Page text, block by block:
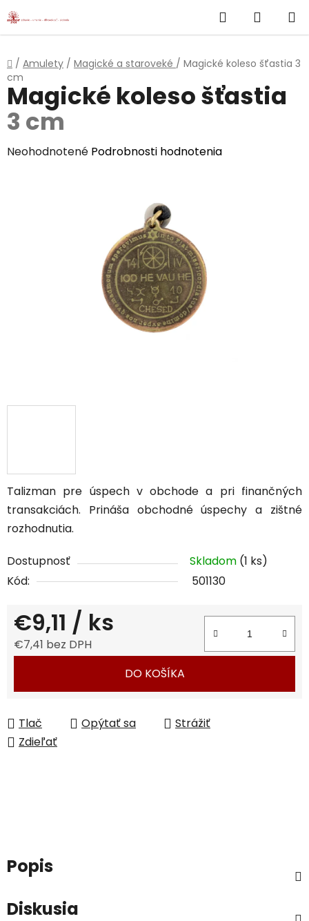
Prejsť
na
Hľadať
KOŠÍK
Domov
/ Amulety / Magické a staroveké / Magické koleso šťastia 3
cm
Talizman pre úspech v obchode a pri finančných
transakciách. Prináša obchodné úspechy a zištné
rozhodnutia.
Dostupnosť Skladom (1 ks)
Kód:
501130
€9,11 / ks
€7,41 bez DPH
DO KOŠÍKA
Tlač Opýtať sa
Strážiť
Zdieľať
Magické koleso šťastia
3 cm
Priemerné
Neohodnotené Podrobnosti hodnotenia
Popis
Diskusia